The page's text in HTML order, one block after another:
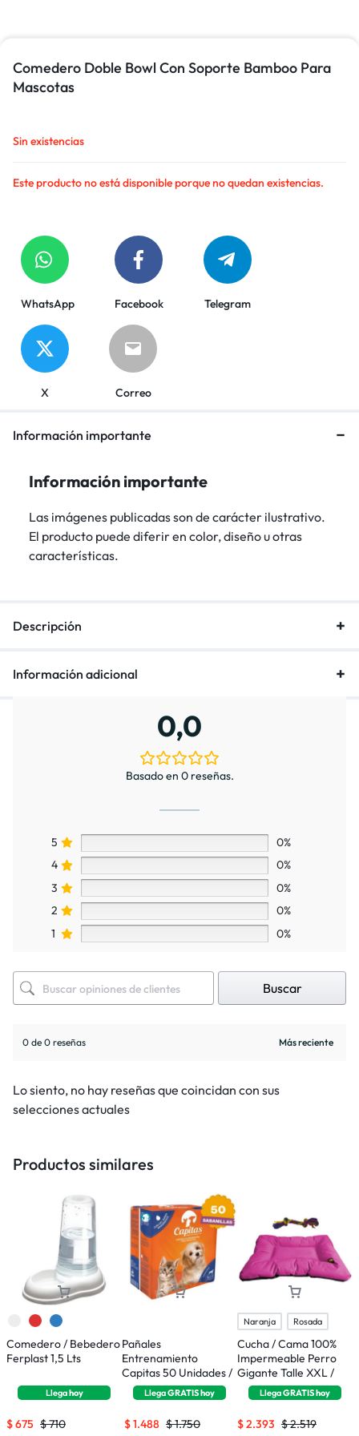
Comedero Doble Bowl Con Soporte Bamboo Para
Mascotas
Sin existencias
Este producto no está disponible porque no quedan existencias.
WhatsApp Facebook Telegram
X Correo
Información importante
Información importante
Las imágenes publicadas son de carácter ilustrativo.
El producto puede diferir en color, diseño u otras
características.
Descripción
Información adicional
0,0
Basado en 0 reseñas.
5
0%
4
0%
3
0%
2
0%
1
0%
Buscar
0 de 0 reseñas
Lo siento, no hay reseñas que coincidan con sus
selecciones actuales
Productos similares
Comedero / Bebedero
Ferplast 1,5 Lts
Llegahoy
$710
$675
Pañales
Entrenamiento
Capitas 50 Unidades /
65 x 77 Cms
LlegaGRATIShoy
$1.750
$1.488
Naranja Rosada
Cucha / Cama 100%
Impermeable Perro
Gigante Talle XXL /
100 x 90 cms
LlegaGRATIShoy
$2.519
$2.393